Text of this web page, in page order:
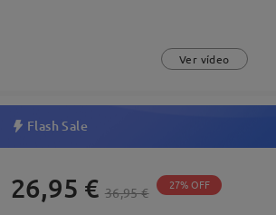
Ver vídeo
Flash Sale
26,95 € 36,95 € 27% OFF